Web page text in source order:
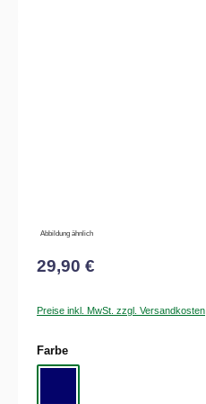
Abbildung ähnlich
29,90 €
Preise inkl. MwSt. zzgl. Versandkosten
Farbeauswählen